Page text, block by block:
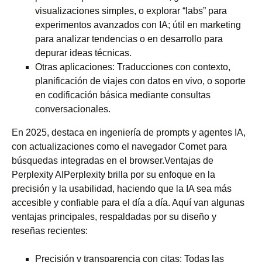
visualizaciones simples, o explorar “labs” para
experimentos avanzados con IA; útil en marketing
para analizar tendencias o en desarrollo para
depurar ideas técnicas.
Otras aplicaciones: Traducciones con contexto,
planificación de viajes con datos en vivo, o soporte
en codificación básica mediante consultas
conversacionales.
En 2025, destaca en ingeniería de prompts y agentes IA,
con actualizaciones como el navegador Comet para
búsquedas integradas en el browser.Ventajas de
Perplexity AIPerplexity brilla por su enfoque en la
precisión y la usabilidad, haciendo que la IA sea más
accesible y confiable para el día a día. Aquí van algunas
ventajas principales, respaldadas por su diseño y
reseñas recientes:
Precisión y transparencia con citas: Todas las